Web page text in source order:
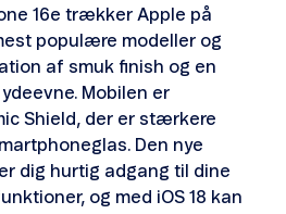
16e trækker Apple på
populære modeller og
af smuk finish og en
Mobilen er
Shield, der er stærkere
Den nye
dig hurtig adgang til dine
og med iOS 18 kan